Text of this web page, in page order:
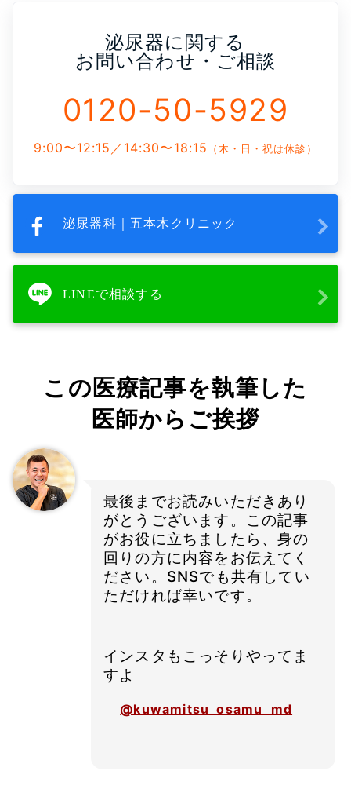
泌尿器に関する
お問い合わせ・ご相談
0120-50-5929
9:00〜12:15／14:30〜18:15 （木・日・祝は休診）
泌尿器科｜五本木クリニック
LINEで相談する
この医療記事を執筆した
医師からご挨拶
最後までお読みいただきあり
がとうございます。この記事
がお役に立ちましたら、身の
回りの方に内容をお伝えてく
ださい。SNSでも共有してい
ただければ幸いです。
インスタもこっそりやってま
すよ
@kuwamitsu_osamu_md